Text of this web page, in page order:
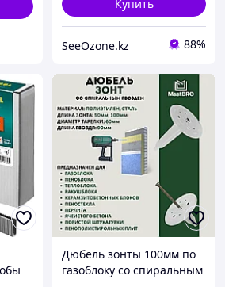
Купить
SeeOzone.kz 88%
Дюбель зонты 100мм по
газоблоку со спиральным